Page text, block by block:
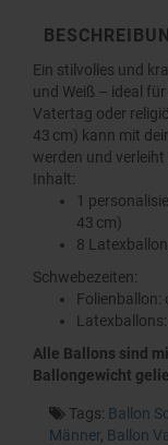
Ein stilvolles und
und Weiß – ideal
Vatertag oder
43 cm) kann mit
werden und
Inhalt:
1
43 cm)
8
Schwebezeiten:
Folienballon:
Alle Ballons sind
Ballongewicht
Tags: Ballon
Männer Ballon